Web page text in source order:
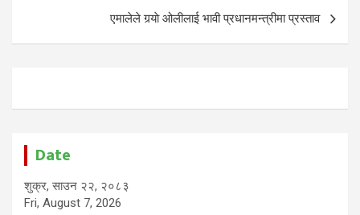
एमालेले गर्‍याे ओलीलाई भावी प्रधानमन्त्रीमा प्रस्ताव
Date
शुक्र, साउन २२, २०८३
Fri, August 7, 2026